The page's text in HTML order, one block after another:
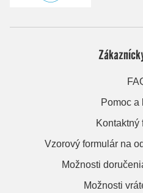
Pomoc a
Kontaktný
Vzorový formulár na
Možnosti
Možnosti